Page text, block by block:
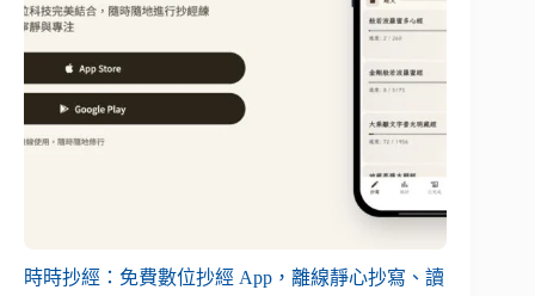
時時抄經：免費數位抄經 App，離線靜心抄寫、讀